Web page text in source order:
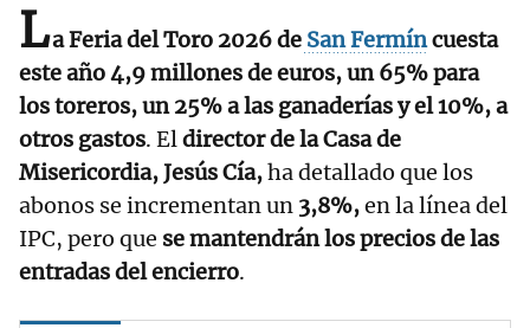
La Feria del Toro 2026 de San Fermíncuesta
este año 4,9 millones de euros, un 65% para
los toreros, un 25% a las ganaderías y el 10%, a
otros gastos. Eldirector de la Casa de
Misericordia, Jesús Cía,ha detallado que los
abonos se incrementan un 3,8%,en la línea del
IPC, pero que se mantendrán los precios de las
entradas del encierro.